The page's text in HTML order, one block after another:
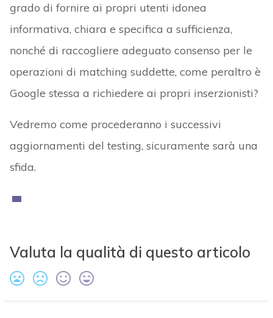
grado di fornire ai propri utenti idonea
informativa, chiara e specifica a sufficienza,
nonché di raccogliere adeguato consenso per le
operazioni di matching suddette, come peraltro è
Google stessa a richiedere ai propri inserzionisti?
Vedremo come procederanno i successivi
aggiornamenti del testing, sicuramente sarà una
sfida.
Valuta la qualità di questo articolo